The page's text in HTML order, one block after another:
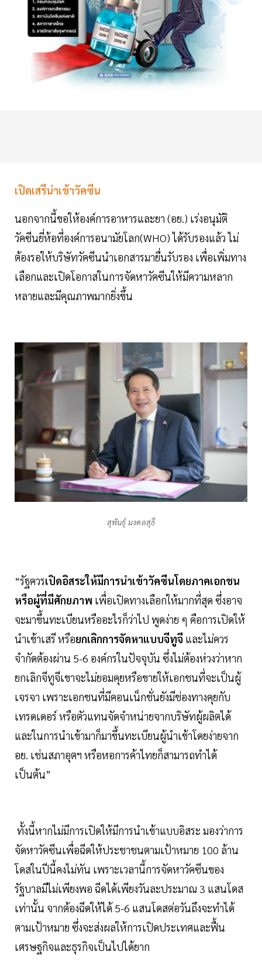
เปิดเสรีนำเข้าวัคซีน
นอกจากนี้ขอให้องค์การอาหารและยา (อย.) เร่งอนุมัติ
วัคซีนยี่ห้อที่องค์การอนามัยโลก(WHO) ได้รับรองแล้ว ไม่
ต้องรอให้บริษัทวัคซีนนำเอกสารมายื่นรับรอง เพื่อเพิ่มทาง
เลือกและเปิดโอกาสในการจัดหาวัคซีนให้มีความหลาก
หลายและมีคุณภาพมากยิ่งขึ้น
สุพันธุ์ มงคลสุธี
“รัฐควรเปิดอิสระให้มีการนำเข้าวัคซีนโดยภาคเอกชน
หรือผู้ที่มีศักยภาพ เพื่อเปิดทางเลือกให้มากที่สุด ซึ่งอาจ
จะมาขึ้นทะเบียนหรืออะไรก็ว่าไป พูดง่าย ๆ คือการเปิดให้
นำเข้าเสรี หรือยกเลิกการจัดหาแบบจีทูจี และไม่ควร
จำกัดต้องผ่าน 5-6 องค์กรในปัจจุบัน ซึ่งไม่ต้องห่วงว่าหาก
ยกเลิกจีทูจีเขาจะไม่ยอมคุยหรือขายให้เอกชนที่จะเป็นผู้
เจรจา เพราะเอกชนที่มีคอนเน็กชั่นยังมีช่องทางคุยกับ
เทรดเดอร์ หรือตัวแทนจัดจำหน่ายจากบริษัทผู้ผลิตได้
และในการนำเข้ามาก็มาขึ้นทะเบียนผู้นำเข้าโดยง่ายจาก
อย. เช่นสภาอุตฯ หรือหอการค้าไทยก็สามารถทำได้
เป็นต้น”
ทั้งนี้หากไม่มีการเปิดให้มีการนำเข้าแบบอิสระ มองว่าการ
จัดหาวัคซีนเพื่อฉีดให้ประชาชนตามเป้าหมาย 100 ล้าน
โดสในปีนี้คงไม่ทัน เพราะเวลานี้การจัดหาวัคซีนของ
รัฐบาลมีไม่เพียงพอ ฉีดได้เพียงวันละประมาณ 3 แสนโดส
เท่านั้น จากต้องฉีดให้ได้ 5-6 แสนโดสต่อวันถึงจะทำได้
ตามเป้าหมาย ซึ่งจะส่งผลให้การเปิดประเทศและฟื้น
เศรษฐกิจและธุรกิจเป็นไปได้ยาก